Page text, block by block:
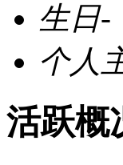
生日-
个人
活跃概